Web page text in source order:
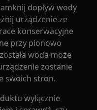
dopływ wody
urządzenie ze
konserwacyjne
przy pionowo
woda może
zostanie
swoich stron.
wyłącznie